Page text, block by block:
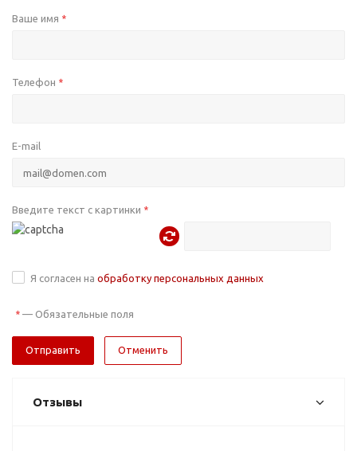
Ваше имя *
Телефон *
E-mail
Введите текст с картинки *
Я согласен на обработку персональных данных
* — Обязательные поля
Отменить
Отзывы